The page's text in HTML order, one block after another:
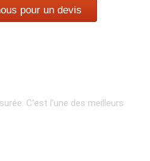
pour un devis
C’est l’une des meilleurs